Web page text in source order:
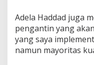
Adela Haddad juga
pengantin yang
yang saya
namun mayoritas